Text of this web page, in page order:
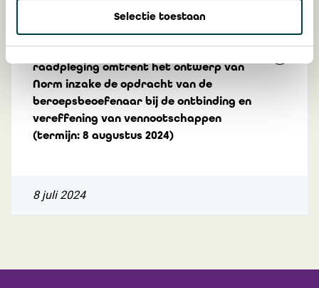
Selectie toestaan
Mededeling 2024/20: Openbare
raadpleging omtrent het ontwerp van
Norm inzake de opdracht van de
beroepsbeoefenaar bij de ontbinding en
vereffening van vennootschappen
(termijn: 8 augustus 2024)
8 juli 2024